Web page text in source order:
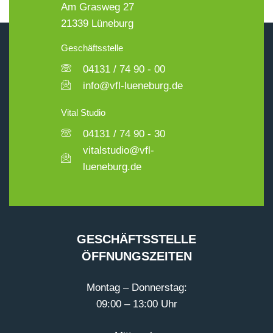
Am Grasweg 27
21339 Lüneburg
Geschäftsstelle
04131 / 74 90 - 00
info@vfl-lueneburg.de
Vital Studio
04131 / 74 90 - 30
vitalstudio@vfl-
lueneburg.de
GESCHÄFTSSTELLE
ÖFFNUNGSZEITEN
Montag – Donnerstag:
09:00 – 13:00 Uhr